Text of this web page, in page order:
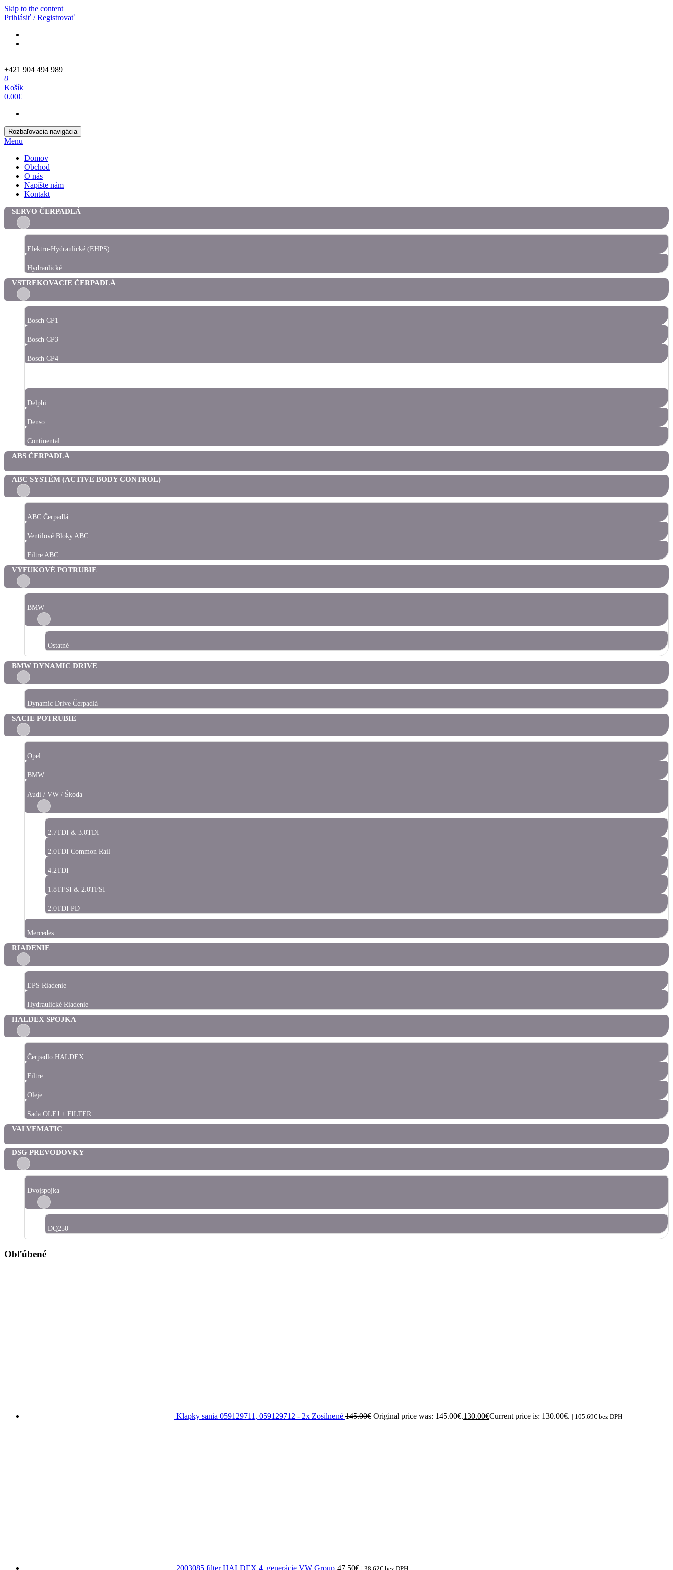
Skip to the content
Prihlásiť / Registrovať
+421 904 494 989
0
Košík
0.00€
Rozbaľovacia navigácia
Menu
Domov
Obchod
O nás
Napíšte nám
Kontakt
SERVO ČERPADLÁ
Elektro-Hydraulické (EHPS)
Hydraulické
VSTREKOVACIE ČERPADLÁ
Bosch CP1
Bosch CP3
Bosch CP4
Delphi
Denso
Continental
ABS ČERPADLÁ
ABC SYSTÉM (ACTIVE BODY CONTROL)
ABC Čerpadlá
Ventilové Bloky ABC
Filtre ABC
VÝFUKOVÉ POTRUBIE
BMW
Ostatné
BMW DYNAMIC DRIVE
Dynamic Drive Čerpadlá
SACIE POTRUBIE
Opel
BMW
Audi / VW / Škoda
2.7TDI & 3.0TDI
2.0TDI Common Rail
4.2TDI
1.8TFSI & 2.0TFSI
2.0TDI PD
Mercedes
RIADENIE
EPS Riadenie
Hydraulické Riadenie
HALDEX SPOJKA
Čerpadlo HALDEX
Filtre
Oleje
Sada OLEJ + FILTER
VALVEMATIC
DSG PREVODOVKY
Dvojspojka
DQ250
Obľúbené
Klapky sania 059129711, 059129712 - 2x Zosilnené 145.00€ Original price was: 145.00€.130.00€Current price is: 130.00€. | 105.69€ bez DPH